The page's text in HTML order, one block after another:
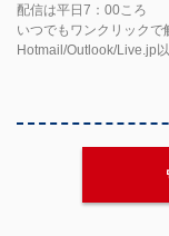
配信は平日7：00ころ
いつでもワンクリックで
Hotmail/Outlook/Live.jp